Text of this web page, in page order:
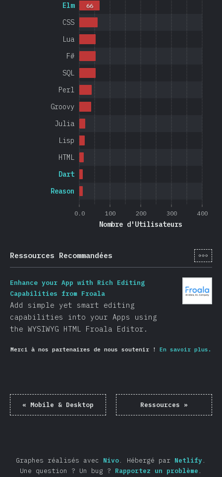
0.0 100 200 300 400
Nombre d'Utilisateurs
Reason
Dart
HTML
Lisp
Julia
Groovy
Perl
SQL
F#
Lua
CSS
Elm 66
Ressources Recommandées [fr-
Enhance your App with Rich Editing
Capabilities from Froala
Add simple yet smart editing
capabilities into your Apps using
the WYSIWYG HTML Froala Editor.
Merci à nos partenaires de nous soutenir ! En savoir plus.
« Mobile & Desktop Ressources »
Graphes réalisés avec Nivo. Hébergé par Netlify.
Une question ? Un bug ? Rapportez un problème .